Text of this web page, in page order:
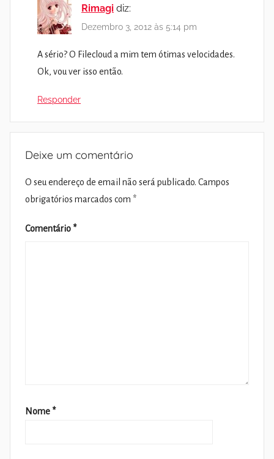
Rimagi diz:
Dezembro 3, 2012 às 5:14 pm
A sério? O Filecloud a mim tem ótimas velocidades.
Ok, vou ver isso então.
Responder
Deixe um comentário
O seu endereço de email não será publicado. Campos
obrigatórios marcados com *
Comentário *
Nome *